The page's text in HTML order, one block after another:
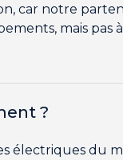
car notre
mais pas
?
électriques du